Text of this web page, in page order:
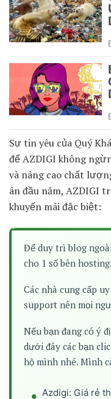
Sự tin yêu của Quý
để AZDIGI không
và nâng cao chất
ân đầu năm, AZDIGI
khuyến mãi đặc biệt:
Để duy trì blog
cho 1 số bên hosting.
Các nhà cung cấp
support nên mọi
Nếu bạn đang có ý
dưới đây các bạn
hộ mình nhé. Mình
Azdigi: Giá rẻ